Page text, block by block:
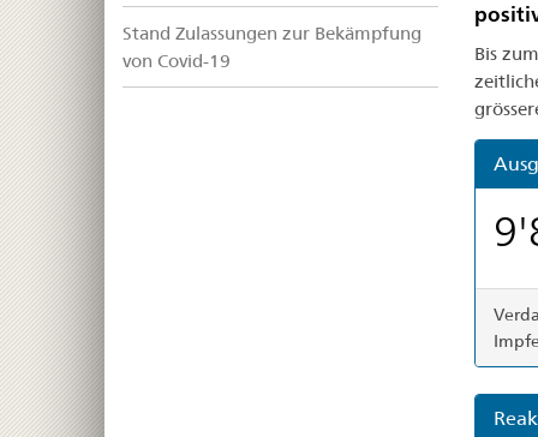
Stand Zulassungen zur Bekämpfung
von Covid-19
Bis